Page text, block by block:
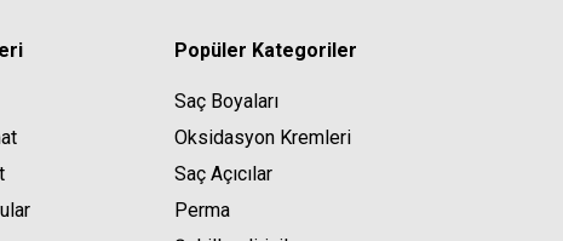
Popüler Kategoriler
Saç Boyaları
Oksidasyon Kremleri
Saç Açıcılar
Perma